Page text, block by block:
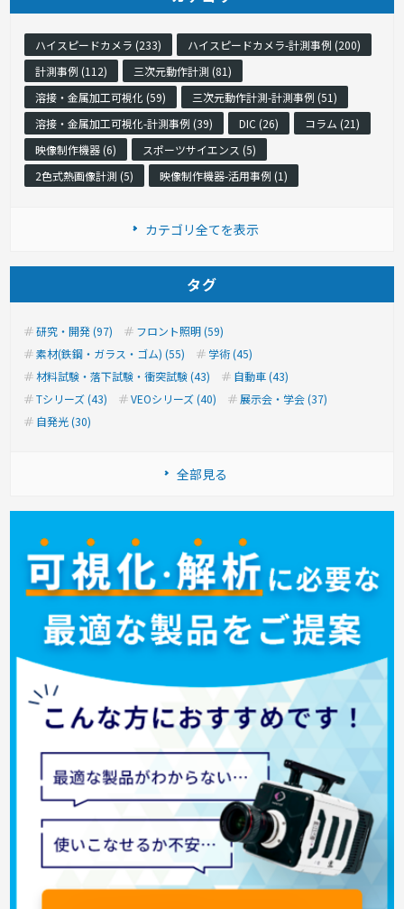
ハイスピードカメラ (233)
ハイスピードカメラ-計測事例 (200)
計測事例 (112)
三次元動作計測 (81)
溶接・金属加工可視化 (59)
三次元動作計測-計測事例 (51)
溶接・金属加工可視化-計測事例 (39)
DIC (26)
コラム (21)
映像制作機器 (6)
スポーツサイエンス (5)
2色式熱画像計測 (5)
映像制作機器-活用事例 (1)
カテゴリ全てを表示
タグ
研究・開発 (97)
フロント照明 (59)
素材(鉄鋼・ガラス・ゴム) (55)
学術 (45)
材料試験・落下試験・衝突試験 (43)
自動車 (43)
Tシリーズ (43)
VEOシリーズ (40)
展示会・学会 (37)
自発光 (30)
全部見る